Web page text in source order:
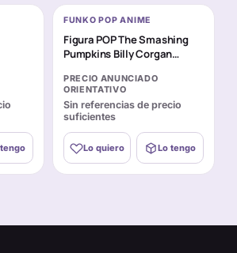
FUNKO POP ANIME
Figura POP The Smashing
Pumpkins Billy Corgan
PRECIO ANUNCIADO
ORIENTATIVO
Sin referencias de precio
suficientes
Lo quiero Lo tengo